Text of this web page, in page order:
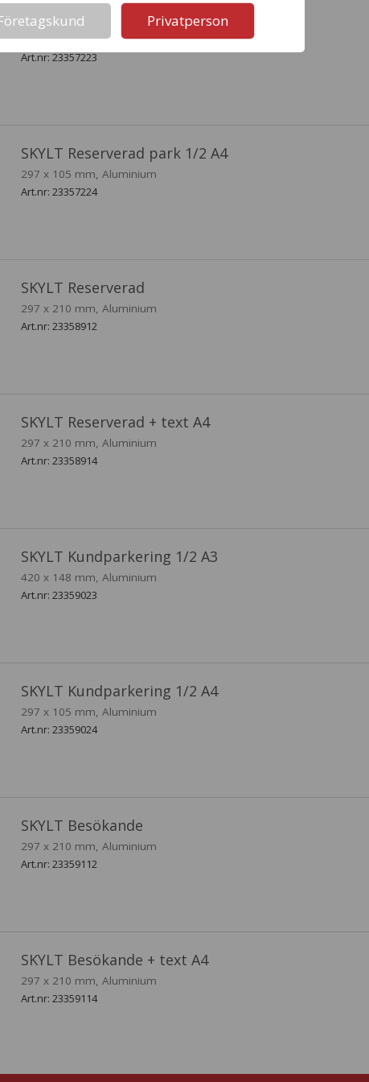
SKYLT Reserverad park 1/2 A3
420 x 148 mm, Aluminium
Art.nr: 23357223
SKYLT Reserverad park 1/2 A4
297 x 105 mm, Aluminium
Art.nr: 23357224
SKYLT Reserverad
297 x 210 mm, Aluminium
Art.nr: 23358912
SKYLT Reserverad + text A4
297 x 210 mm, Aluminium
Art.nr: 23358914
SKYLT Kundparkering 1/2 A3
420 x 148 mm, Aluminium
Art.nr: 23359023
SKYLT Kundparkering 1/2 A4
297 x 105 mm, Aluminium
Art.nr: 23359024
SKYLT Besökande
297 x 210 mm, Aluminium
Art.nr: 23359112
SKYLT Besökande + text A4
297 x 210 mm, Aluminium
Art.nr: 23359114
Privatperson